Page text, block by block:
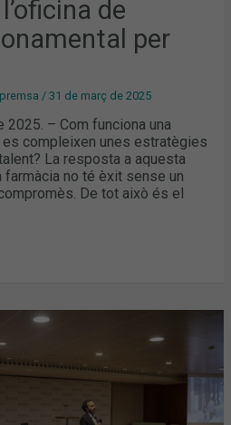
de
per
/31 de març de 2025
2025. – Com funciona una
compleixen unes estratègies
La resposta a aquesta
farmàcia no té èxit sense un
De tot això és el